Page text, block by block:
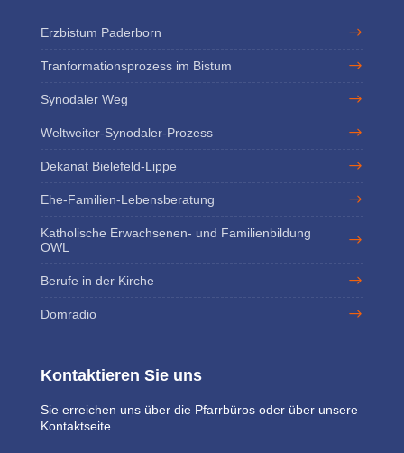
Erzbistum Paderborn
Tranformationsprozess im Bistum
Synodaler Weg
Weltweiter-Synodaler-Prozess
Dekanat Bielefeld-Lippe
Ehe-Familien-Lebensberatung
Katholische Erwachsenen- und Familienbildung
OWL
Berufe in der Kirche
Domradio
Kontaktieren Sie uns
Sie erreichen uns über die Pfarrbüros oder über unsere
Kontaktseite